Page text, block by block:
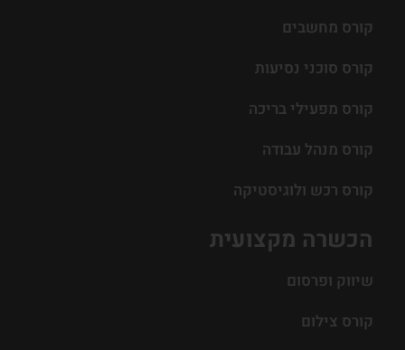
הכשרה מקצועית
שיווק ופרסום
קורס צילום
קורס מחשבים
קורס סוכני נסיעות
קורס מפעילי בריכה
קורס מנהל עבודה
קורס רכש ולוגיסטיקה